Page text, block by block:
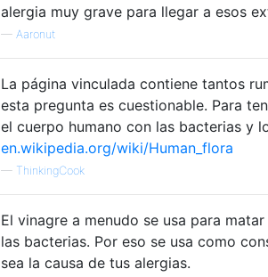
alergia muy grave para llegar a esos
— Aaronut
La página vinculada contiene tantos
esta pregunta es cuestionable. Para
el cuerpo humano con las bacterias y
en.wikipedia.org/wiki/Human_flora
— ThinkingCook
El vinagre a menudo se usa para
las bacterias. Por eso se usa como
sea la causa de tus alergias.